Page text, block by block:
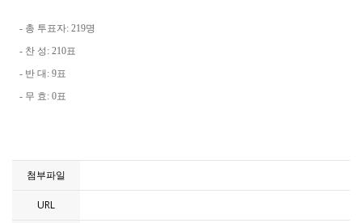
- 총 투표자: 219명
- 찬 성: 210표
- 반 대: 9표
- 무 효: 0표
첨부파일
URL